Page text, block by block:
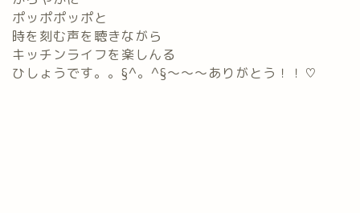
ポッポポッポと
時を刻む声を聴きながら
キッチンライフを楽しんる
ひしょうです。。§^。^§～～～ありがとう！！♡